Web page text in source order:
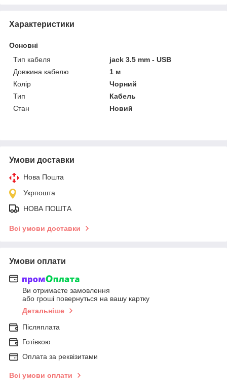
Характеристики
Основні
Тип кабеля
jack 3.5 mm - USB
Довжина кабелю
1 м
Колір
Чорний
Тип
Кабель
Стан
Новий
Умови доставки
Нова Пошта
Укрпошта
НОВА ПОШТА
Всі умови доставки
Умови оплати
Ви отримаєте замовлення
або гроші повернуться на вашу картку
Детальніше
Післяплата
Готівкою
Оплата за реквізитами
Всі умови оплати